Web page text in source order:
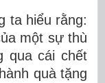
ta hiểu rằng:
một sự thù
qua cái chết
quà tặng